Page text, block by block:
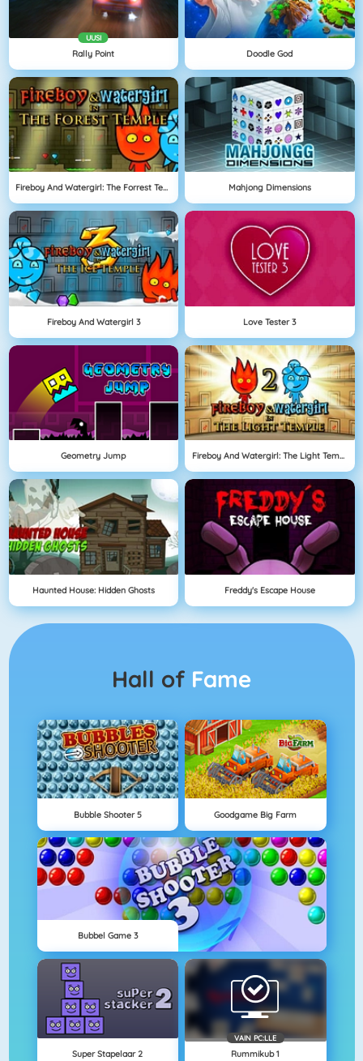
UUSI
Rally Point Doodle God
Fireboy And Watergirl: The Forrest Temple Mahjong Dimensions
Fireboy And Watergirl 3 Love Tester 3
Geometry Jump Fireboy And Watergirl: The Light Temple
Haunted House: Hidden Ghosts Freddy's Escape House
Hall of Fame
Bubble Shooter 5 Goodgame Big Farm
Bubbel Game 3
Super Stapelaar 2
VAIN PC:LLE
Rummikub 1